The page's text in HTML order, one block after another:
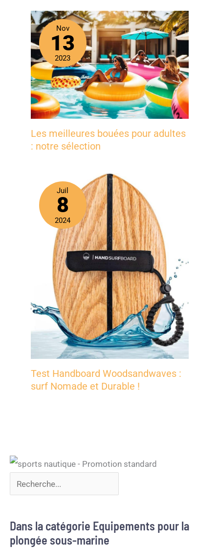
Nov
13
2023
Les meilleures bouées pour adultes
: notre sélection
Juil
8
2024
Test Handboard Woodsandwaves :
surf Nomade et Durable !
Dans la catégorie Equipements pour la
plongée sous-marine